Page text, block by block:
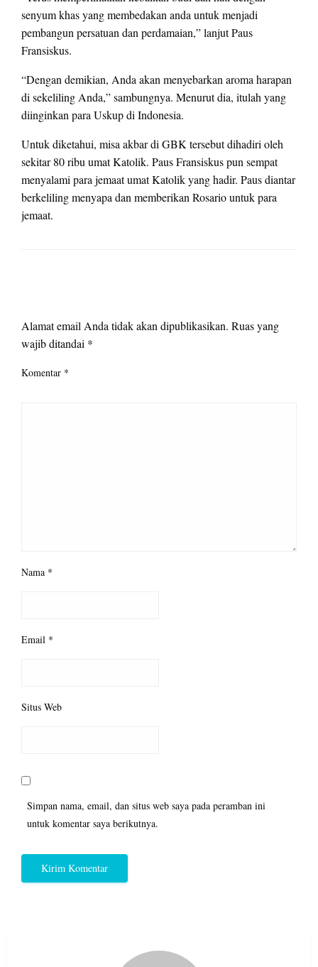
senyum khas yang membedakan anda untuk menjadi
pembangun persatuan dan perdamaian,” lanjut Paus
Fransiskus.
“Dengan demikian, Anda akan menyebarkan aroma harapan
di sekeliling Anda,” sambungnya. Menurut dia, itulah yang
diinginkan para Uskup di Indonesia.
Untuk diketahui, misa akbar di GBK tersebut dihadiri oleh
sekitar 80 ribu umat Katolik. Paus Fransiskus pun sempat
menyalami para jemaat umat Katolik yang hadir. Paus diantar
berkeliling menyapa dan memberikan Rosario untuk para
jemaat.
Alamat email Anda tidak akan dipublikasikan. Ruas yang
wajib ditandai *
Komentar *
Nama *
Email *
Situs Web
Simpan nama, email, dan situs web saya pada peramban ini
untuk komentar saya berikutnya.